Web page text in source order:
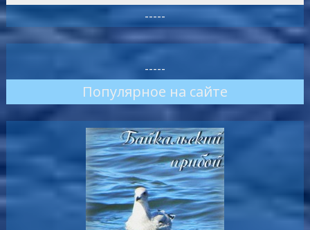
-----
-----
Популярное на сайте